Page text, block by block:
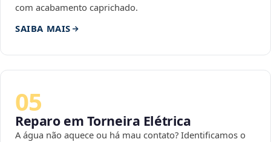
com acabamento caprichado.
SAIBA MAIS
05
Reparo em Torneira Elétrica
A água não aquece ou há mau contato? Identificamos o